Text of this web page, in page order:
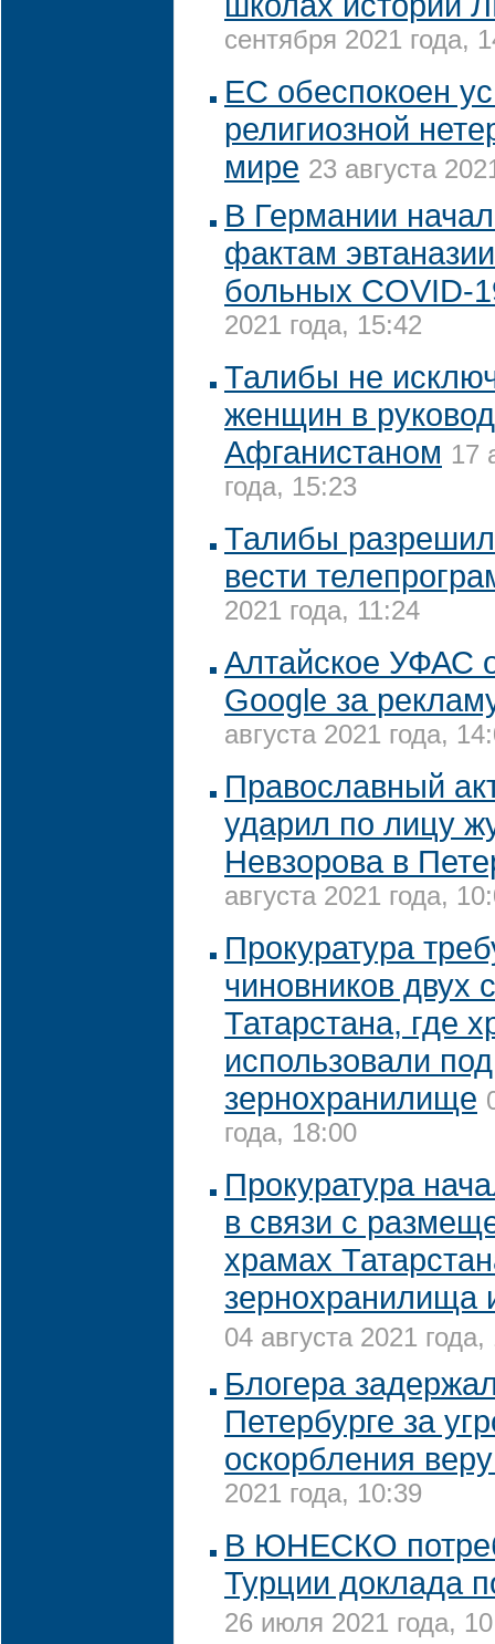
сентября 2021 года,
ЕС обеспокоен
религиозной
мире 23 августа
В Германии
фактам
больных COVID-
2021 года, 15:42
Талибы не
женщин в
Афганистаном 17
года, 15:23
Талибы
вести
2021 года, 11:24
Алтайское УФАС
Google за
августа 2021 года,
Православный
ударил по лицу
Невзорова в
августа 2021 года,
Прокуратура
чиновников двух
Татарстана, где
использовали
зернохранилище
года, 18:00
Прокуратура
в связи с
храмах
зернохранилища
04 августа 2021
Блогера
Петербурге за
оскорбления
2021 года, 10:39
В ЮНЕСКО
Турции доклада
26 июля 2021 года,